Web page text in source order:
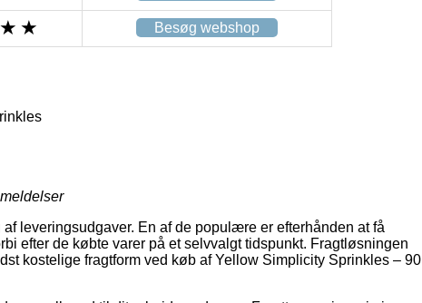
Besøg webshop
leveringsudgaver. En af de populære er efterhånden at få
efter de købte varer på et selvvalgt tidspunkt. Fragtløsningen
kostelige fragtform ved køb af Yellow Simplicity Sprinkles – 90